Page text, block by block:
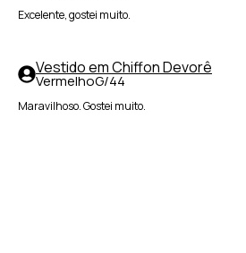
Excelente, gostei muito.
Vestido em Chiffon Devorê
VermelhoG/44
Maravilhoso. Gostei muito.